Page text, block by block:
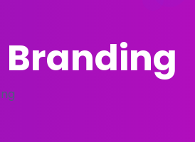
Branding